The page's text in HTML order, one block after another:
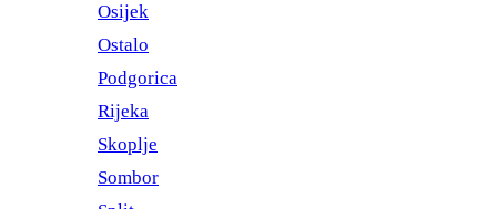
Osijek
Ostalo
Podgorica
Rijeka
Skoplje
Sombor